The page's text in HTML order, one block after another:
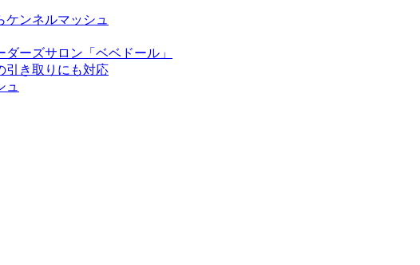
ンネルマッシュ
ーズサロン「ベベドール」
引き取りにも対応
ュ